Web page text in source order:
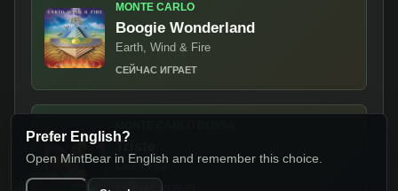
MONTE CARLO
Boogie Wonderland
Earth, Wind & Fire
СЕЙЧАС ИГРАЕТ
Triste
Laura Fygi
СЕЙЧАС ИГРАЕТ
Prefer English?
Open MintBear in English and remember this choice.